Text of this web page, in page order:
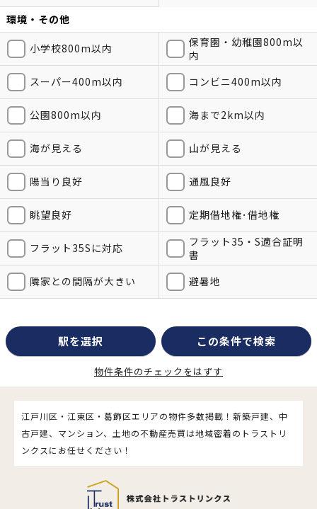
環境・その他
小学校800m以内
保育園・幼稚園800m以
内
スーパー400m以内
コンビニ400m以内
公園800m以内 海まで2km以内
海が見える 山が見える
陽当り良好 通風良好
眺望良好 定期借地権･借地権
フラット35Sに対応
フラット35・S適合証明
書
隣家との間隔が大きい
避暑地
駅を選択 この条件で検索
物件条件のチェックをはずす
江戸川区・江東区・葛飾区エリアの物件多数掲載！新築戸建、中
古戸建、マンション、土地の不動産売買は地域密着のトラストリ
ンクスにお任せください！